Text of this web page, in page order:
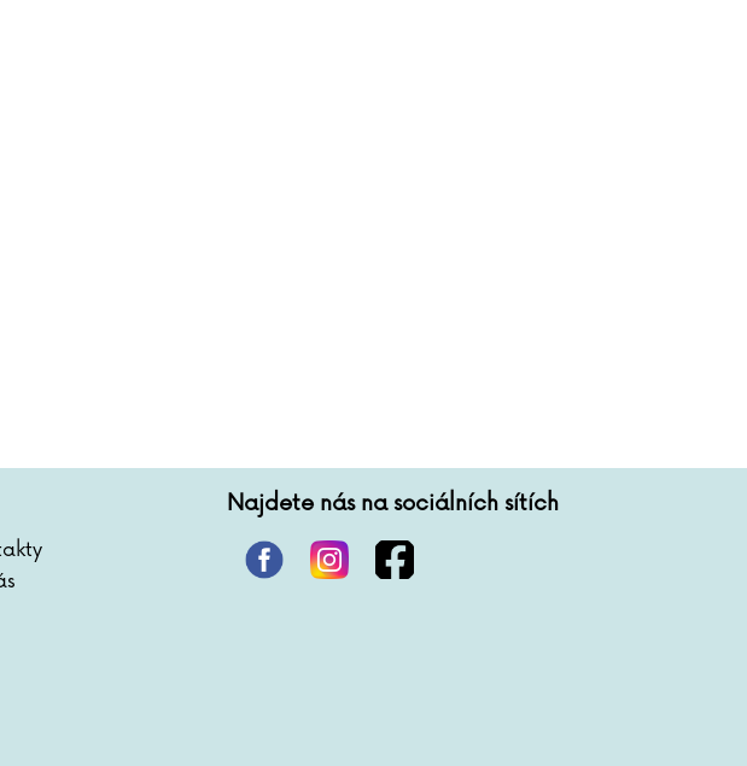
Najdete nás na sociálních sítích